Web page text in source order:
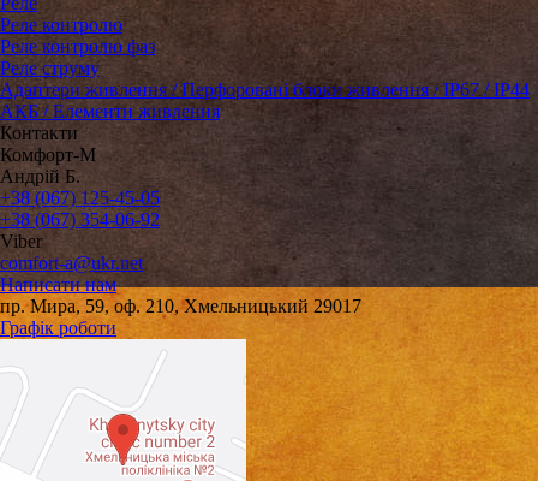
Реле контролю
Реле контролю фаз
Реле струму
Адаптери живлення / Перфоровані блоки живлення / IP67 / IP44
АКБ / Елементи живлення
Контакти
Комфорт-М
Андрій Б.
+38 (067) 125-45-05
+38 (067) 354-06-92
Viber
comfort-a@ukr.net
Написати нам
пр. Мира, 59, оф. 210, Хмельницький 29017
Графік роботи